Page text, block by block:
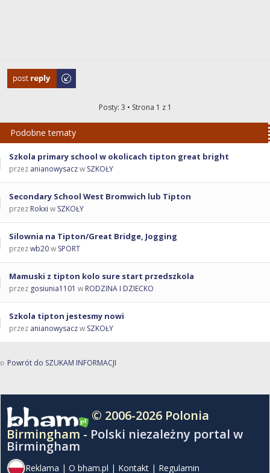
Odpowiedz
Posty: 3 • Strona 1 z 1
Podobne tematy
Szkola primary school w okolicach tipton great bright
przez anianowysaczw SZKOŁY
Secondary School West Bromwich lub Tipton
przez Rokxi w SZKOŁY
Silownia na Tipton/Great Bridge, Jogging
przezwb20w SPORT
Mamuski z tipton kolo sure start przedszkola
przez gosiunia1101 w RODZINA I DZIECKO
Szkola tipton jestesmy nowi
przez anianowysaczw SZKOŁY
Powrót do SZUKAM INFORMACJI
© 2006-2026 Polonia
Birmingham - Polski niezależny portal w
Birmingham
Reklama | O bham.pl | Kontakt | Regulamin